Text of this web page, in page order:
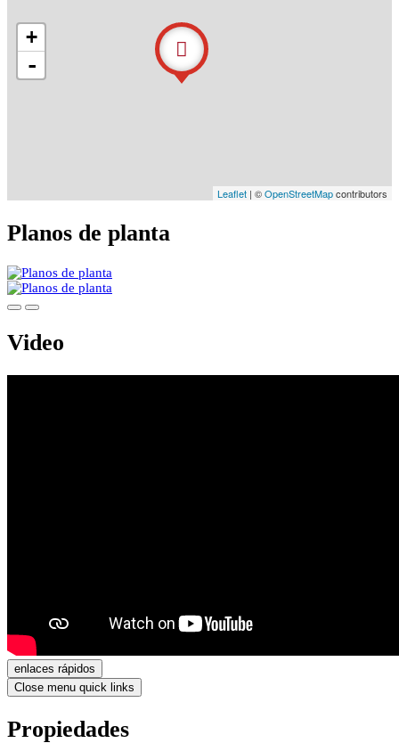
+
-
Leaflet | ©OpenStreetMapcontributors
Planos de planta
Video
enlaces rápidos
Close menu quick links
Propiedades